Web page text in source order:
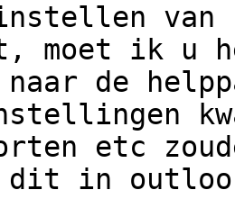
van
moet ik u
de
etc
dit in